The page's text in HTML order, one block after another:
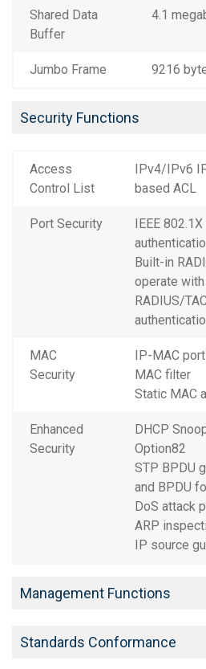
Shared Data
Buffer
4.1
Jumbo Frame 9216
Security Functions
Access
Control List
IPv4/IPv6
based ACL
Port Security
IEEE
Built-in
operate
RADIUS/
MAC
Security
IP-MAC
MAC filter
Static MAC
Enhanced
Security
DHCP
Option82
STP BPDU
and BPDU
DoS attack
ARP
IP source
Management Functions
Standards Conformance